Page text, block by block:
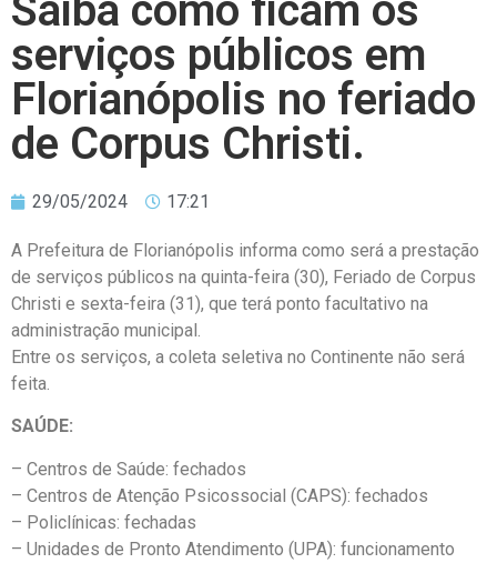
Saiba como ficam os
serviços públicos em
Florianópolis no feriado
de Corpus Christi.
29/05/2024 17:21
A Prefeitura de Florianópolis informa como será a prestação
de serviços públicos na quinta-feira (30), Feriado de Corpus
Christi e sexta-feira (31), que terá ponto facultativo na
administração municipal.
Entre os serviços, a coleta seletiva no Continente não será
feita.
SAÚDE:
– Centros de Saúde: fechados
– ⁠Centros de Atenção Psicossocial (CAPS): fechados
– ⁠Policlínicas: fechadas
– ⁠Unidades de Pronto Atendimento (UPA): funcionamento